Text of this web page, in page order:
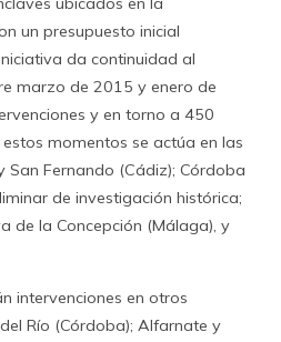
un presupuesto inicial
da continuidad al
marzo de 2015 y enero de
y en torno a 450
momentos se actúa en las
Fernando (Cádiz); Córdoba
de investigación histórica;
de la Concepción (Málaga), y
intervenciones en otros
Río (Córdoba); Alfarnate y